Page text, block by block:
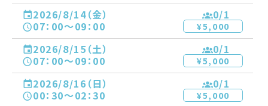
2026/8/14（金）
07：00〜09：00
0/1
¥5,000
2026/8/15（土）
07：00〜09：00
0/1
¥5,000
2026/8/16（日）
00：30〜02：30
0/1
¥5,000